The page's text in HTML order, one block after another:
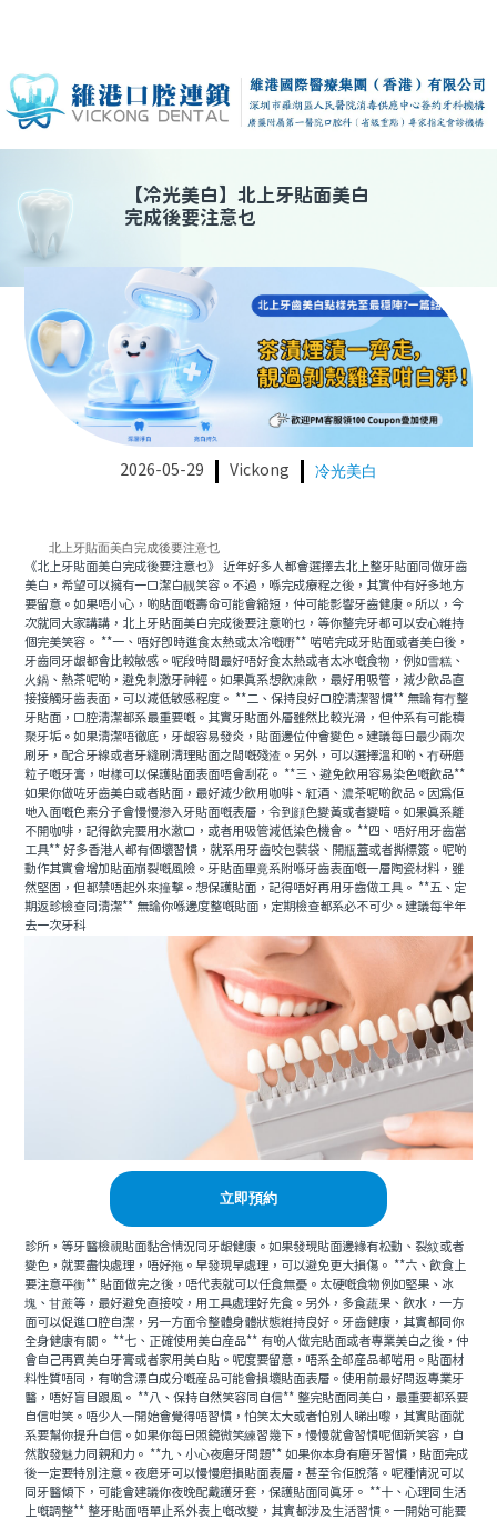
【冷光美白】 北上牙貼面美白
完成後要注意乜
2026-05-29 Vickong 冷光美白
北上牙貼面美白完成後要注意乜
《北上牙貼面美白完成後要注意乜》 近年好多人都會選擇去北上整牙貼面同做牙齒
美白，希望可以擁有一口潔白靓笑容。不過，喺完成療程之後，其實仲有好多地方
要留意。如果唔小心，啲貼面嘅壽命可能會縮短，仲可能影響牙齒健康。所以，今
次就同大家講講，北上牙貼面美白完成後要注意啲乜，等你整完牙都可以安心維持
個完美笑容。 **一、唔好即時進食太熱或太冷嘅嘢** 啱啱完成牙貼面或者美白後，
牙齒同牙龈都會比較敏感。呢段時間最好唔好食太熱或者太冰嘅食物，例如雪糕、
火鍋、熱茶呢啲，避免刺激牙神經。如果真系想飲凍飲，最好用吸管，減少飲品直
接接觸牙齒表面，可以減低敏感程度。 **二、保持良好口腔清潔習慣** 無論有冇整
牙貼面，口腔清潔都系最重要嘅。其實牙貼面外層雖然比較光滑，但仲系有可能積
聚牙垢。如果清潔唔徹底，牙龈容易發炎，貼面邊位仲會變色。建議每日最少兩次
刷牙，配合牙線或者牙縫刷清理貼面之間嘅殘渣。另外，可以選擇溫和啲、冇研磨
粒子嘅牙膏，咁樣可以保護貼面表面唔會刮花。 **三、避免飲用容易染色嘅飲品**
如果你做咗牙齒美白或者貼面，最好減少飲用咖啡、紅酒、濃茶呢啲飲品。因爲佢
哋入面嘅色素分子會慢慢滲入牙貼面嘅表層，令到顔色變黃或者變暗。如果真系離
不開咖啡，記得飲完要用水漱口，或者用吸管減低染色機會。 **四、唔好用牙齒當
工具** 好多香港人都有個壞習慣，就系用牙齒咬包裝袋、開瓶蓋或者撕標簽。呢啲
動作其實會增加貼面崩裂嘅風險。牙貼面畢竟系附喺牙齒表面嘅一層陶瓷材料，雖
然堅固，但都禁唔起外來撞擊。想保護貼面，記得唔好再用牙齒做工具。 **五、定
期返診檢查同清潔** 無論你喺邊度整嘅貼面，定期檢查都系必不可少。建議每半年
去一次牙科
立即預約
診所，等牙醫檢視貼面黏合情況同牙龈健康。如果發現貼面邊緣有松動、裂紋或者
變色，就要盡快處理，唔好拖。早發現早處理，可以避免更大損傷。 **六、飲食上
要注意平衡** 貼面做完之後，唔代表就可以任食無憂。太硬嘅食物例如堅果、冰
塊、甘蔗等，最好避免直接咬，用工具處理好先食。另外，多食蔬果、飲水，一方
面可以促進口腔自潔，另一方面令整體身體狀態維持良好。牙齒健康，其實都同你
全身健康有關。 **七、正確使用美白産品** 有啲人做完貼面或者專業美白之後，仲
會自己再買美白牙膏或者家用美白貼。呢度要留意，唔系全部産品都啱用。貼面材
料性質唔同，有啲含漂白成分嘅産品可能會損壞貼面表層。使用前最好問返專業牙
醫，唔好盲目跟風。 **八、保持自然笑容同自信** 整完貼面同美白，最重要都系要
自信咁笑。唔少人一開始會覺得唔習慣，怕笑太大或者怕別人睇出嚟，其實貼面就
系要幫你提升自信。如果你每日照鏡微笑練習幾下，慢慢就會習慣呢個新笑容，自
然散發魅力同親和力。 **九、小心夜磨牙問題** 如果你本身有磨牙習慣，貼面完成
後一定要特別注意。夜磨牙可以慢慢磨損貼面表層，甚至令佢脫落。呢種情況可以
同牙醫傾下，可能會建議你夜晚配戴護牙套，保護貼面同真牙。 **十、心理同生活
上嘅調整** 整牙貼面唔單止系外表上嘅改變，其實都涉及生活習慣。一開始可能要